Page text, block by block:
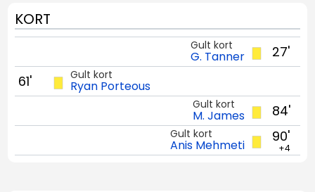
KORT
27'
Gult kort
G. Tanner
Gult kort
Ryan Porteous
61'
84'
Gult kort
M. James
90'
+4
Gult kort
Anis Mehmeti